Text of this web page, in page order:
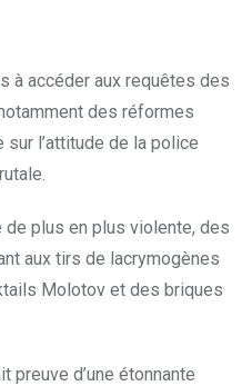
à accéder aux requêtes des
des réformes
l’attitude de la police
plus en plus violente, des
aux tirs de lacrymogènes
Molotov et des briques
preuve d’une étonnante